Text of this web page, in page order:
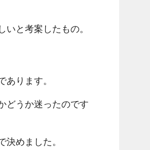
と考案したもの。
ります。
どうか迷ったのです
めました。